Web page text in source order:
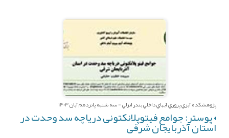
پژوهشکده آبزي پروري آبهاي داخلي بندر انزلي - سه شنبه پانزدهم آبان 1403
پوستر: جوامع فیتوپلانکتونی دریاچه سد وحدت در
استان آذربایجان شرقی